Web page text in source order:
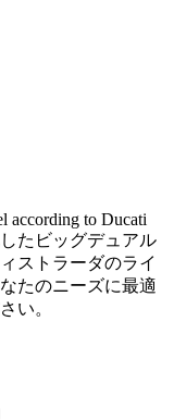
according to Ducati
たビッグデュアル
ストラーダのライ
たのニーズに最適
い。